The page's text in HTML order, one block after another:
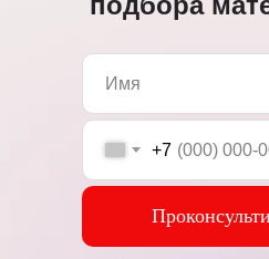
+7